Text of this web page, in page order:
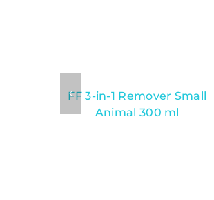
FF 3-in-1 Remover Small
Animal 300 ml